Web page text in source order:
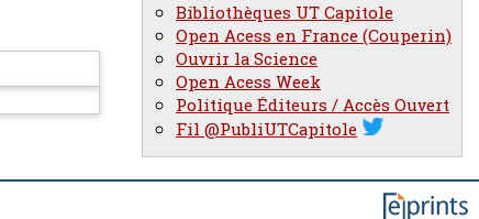
Bibliothèques UT Capitole
Open Acess en France (Couperin)
Ouvrir la Science
Open Acess Week
Politique Éditeurs / Accès Ouvert
Fil @PubliUTCapitole